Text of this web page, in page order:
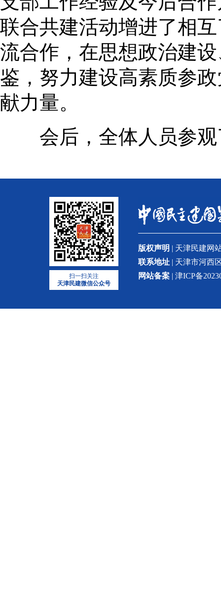
联合共建活动增进了相
流合作，在思想政治建
鉴，努力建设高素质参
献力量。
会后，全体人员参观
扫一扫关注
天津民建微信公众号
版权声明 | 天津民建网
联系地址 | 天津市河西
网站备案 | 津ICP备